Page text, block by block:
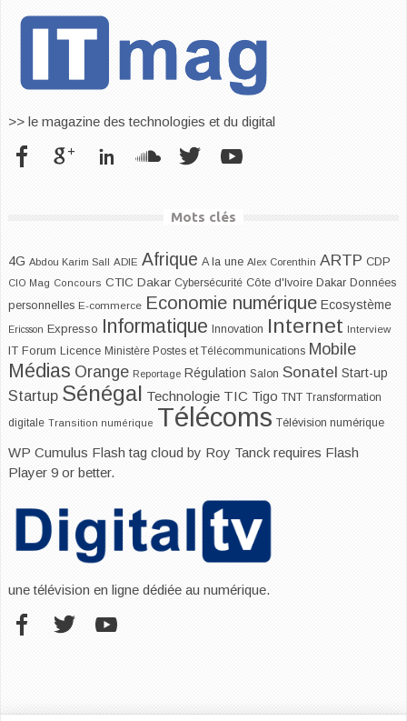
>> le magazine des technologies et du digital
Mots clés
4G Abdou Karim Sall ADIE Afrique A la une Alex Corenthin ARTP CDP
CIO Mag Concours CTIC Dakar Cybersécurité Côte d'Ivoire Dakar Données
personnelles E-commerce Economie numérique Ecosystème
Ericsson Expresso Informatique Innovation Internet Interview
IT Forum Licence Ministère Postes et Télécommunications Mobile
Médias Orange Reportage Régulation Salon Sonatel Start-up
Startup Sénégal Technologie TIC Tigo TNT Transformation
digitale Transition numérique Télécoms Télévision numérique
WP Cumulus Flash tag cloud by Roy Tanck requires Flash
Player 9 or better.
une télévision en ligne dédiée au numérique.